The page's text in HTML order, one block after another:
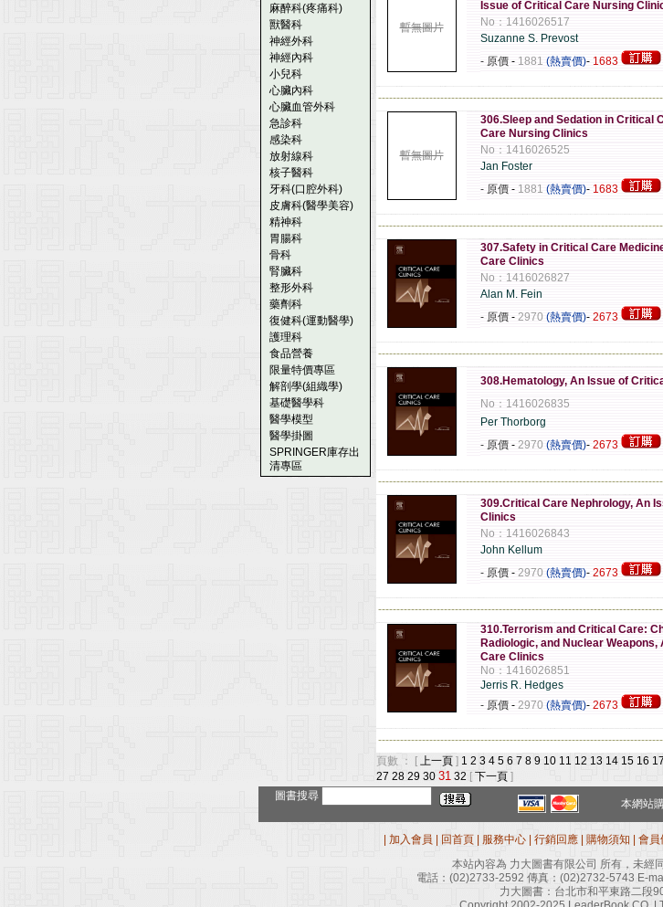
麻醉科(疼痛科)
獸醫科
神經外科
神經內科
小兒科
心臟內科
心臟血管外科
急診科
感染科
放射線科
核子醫科
牙科(口腔外科)
皮膚科(醫學美容)
精神科
胃腸科
骨科
腎臟科
整形外科
藥劑科
復健科(運動醫學)
護理科
食品營養
限量特價專區
解剖學(組織學)
基礎醫學科
醫學模型
醫學掛圖
SPRINGER庫存出
清專區
暫無圖片
Issue of Critical Care Nursing
No：1416026517
Suzanne S. Prevost
- 原價 - 1881 (熱賣價)- 1683
暫無圖片
306.Sleep and Sedation in Critical
Care Nursing Clinics
No：1416026525
Jan Foster
- 原價 - 1881 (熱賣價)- 1683
307.Safety in Critical Care
Care Clinics
No：1416026827
Alan M. Fein
- 原價 - 2970 (熱賣價)- 2673
308.Hematology, An Issue of
No：1416026835
Per Thorborg
- 原價 - 2970 (熱賣價)- 2673
309.Critical Care Nephrology, An
Clinics
No：1416026843
John Kellum
- 原價 - 2970 (熱賣價)- 2673
310.Terrorism and Critical Care:
Radiologic, and Nuclear Weapons,
Care Clinics
No：1416026851
Jerris R. Hedges
- 原價 - 2970 (熱賣價)- 2673
頁數 ： [ 上一頁 ] 1 2 3 4 5 6 7 8 9 10 11 12 13 14 15 16 17
27 28 29 30 31 32 [ 下一頁 ]
圖書搜尋
本網站
加入會員 回首頁 服務中心 行銷回應 購物須知 會員
本站內容為 力大圖書有限公司 所有，未經
電話： (02)2733-2592 傳真： (02)2732-5743 E-
力大圖書：台北市和平東路二段